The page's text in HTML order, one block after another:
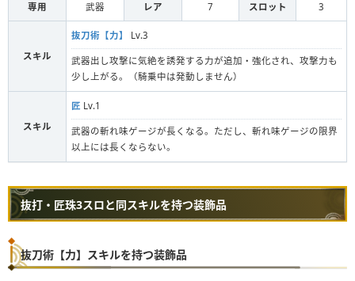
専用 武器 レア 7 スロット 3
スキル
抜刀術【力】 Lv.3
武器出し攻撃に気絶を誘発する力が追加・強化され、攻撃力も
少し上がる。（騎乗中は発動しません）
スキル
匠 Lv.1
武器の斬れ味ゲージが長くなる。ただし、斬れ味ゲージの限界
以上には長くならない。
抜打・匠珠3スロと同スキルを持つ装飾品
抜刀術【力】スキルを持つ装飾品